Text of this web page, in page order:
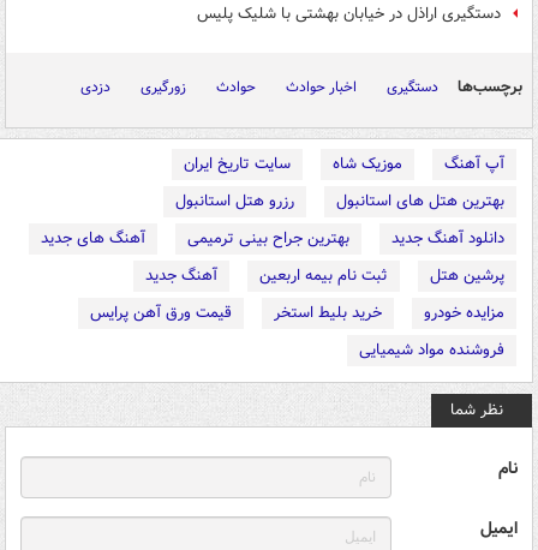
دستگیری اراذل در خیابان بهشتی با شلیک پلیس
برچسب‌ها دستگیری اخبار حوادث حوادث زورگیری دزدی
آپ آهنگ موزیک شاه
سایت تاریخ ایران
بهترین هتل های استانبول
رزرو هتل استانبول
دانلود آهنگ جدید
بهترین جراح بینی ترمیمی
آهنگ های جدید
پرشین هتل
ثبت نام بیمه اربعین
آهنگ جدید
مزایده خودرو
خرید بلیط استخر
قیمت ورق آهن پرایس
فروشنده مواد شیمیایی
نظر شما
نام
ایمیل